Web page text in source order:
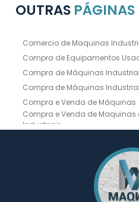
OUTRAS PÁGINAS
Comercio de Maquinas
Compra de Equipamentos
Compra de Máquinas
Compra de Máquinas
Compra e Venda de Máquinas
Compra e Venda de Maquinas
Industriais
Compra e Venda de Máquinas
Dobradeira de Chapa
Dobradeira de Chapas